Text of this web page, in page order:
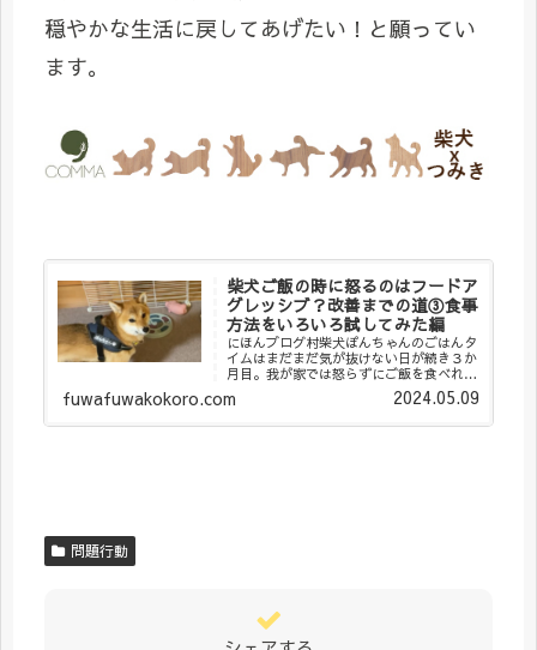
穏やかな生活に戻してあげたい！と願ってい
ます。
柴犬ご飯の時に怒るのはフードア
グレッシブ？改善までの道③食事
方法をいろいろ試してみた編
にほんブログ村柴犬ぽんちゃんのごはんタ
イムはまだまだ気が抜けない日が続き３か
月目。我が家では怒らずにご飯を食べれる
方法をいろいろ探していました。本格的な
フードアグレッシブに発展させないために
fuwafuwakokoro.com 2024.05.09
問題行動